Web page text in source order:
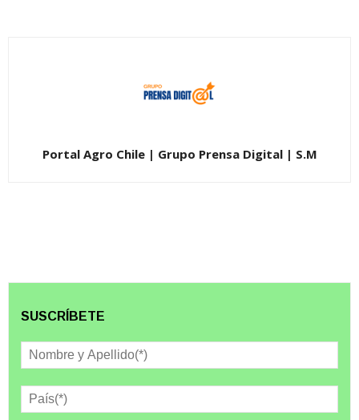
Portal Agro Chile | Grupo Prensa Digital | S.M
SUSCRÍBETE